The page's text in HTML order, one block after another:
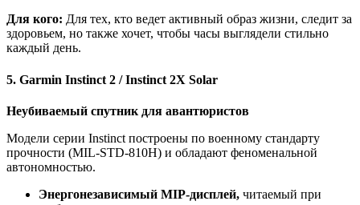
Для кого: Для тех, кто ведет активный образ жизни, следит за
здоровьем, но также хочет, чтобы часы выглядели стильно
каждый день.
5. Garmin Instinct 2 / Instinct 2X Solar
Неубиваемый спутник для авантюристов
Модели серии Instinct построены по военному стандарту
прочности (MIL-STD-810H) и обладают феноменальной
автономностью.
Энергонезависимый MIP-дисплей, читаемый при